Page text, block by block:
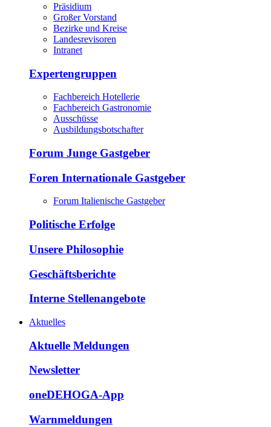
Präsidium
Großer Vorstand
Bezirke und Kreise
Landesrevisoren
Intranet
Expertengruppen
Fachbereich Hotellerie
Fachbereich Gastronomie
Ausschüsse
Ausbildungsbotschafter
Forum Junge Gastgeber
Foren Internationale Gastgeber
Forum Italienische Gastgeber
Politische Erfolge
Unsere Philosophie
Geschäftsberichte
Interne Stellenangebote
Aktuelles
Aktuelle Meldungen
Newsletter
oneDEHOGA-App
Warnmeldungen